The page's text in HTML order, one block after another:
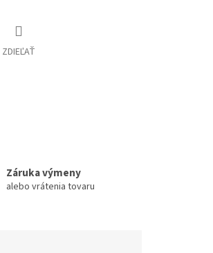
ZDIEĽAŤ
Záruka výmeny
alebo vrátenia tovaru